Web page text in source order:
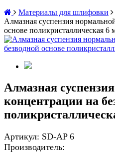
Материалы для шлифовки
Алмазная суспензия
основе поликристаллическая 6
Алмазная
концентрации на
Артикул: SD-AP 6
Производитель: